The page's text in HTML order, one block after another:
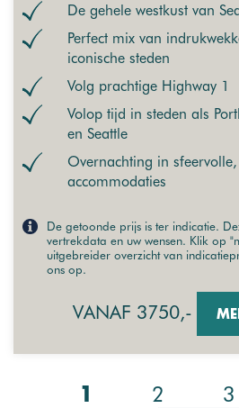
De gehele westkust van
Perfect mix van
iconische steden
Volg prachtige Highway 1
Volop tijd in steden als
en Seattle
Overnachting in
accommodaties
De getoonde prijs is ter indicatie.
vertrekdata en uw wensen. Klik op
uitgebreider overzicht van
ons op.
VANAF 3750,-
1 2 3